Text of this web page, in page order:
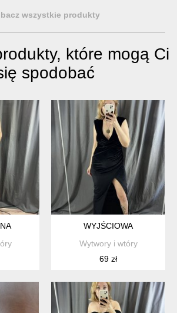
wszystkie produkty
które mogą Ci
spodobać
WYJŚCIOWA
Wytwory i wtóry
69 zł